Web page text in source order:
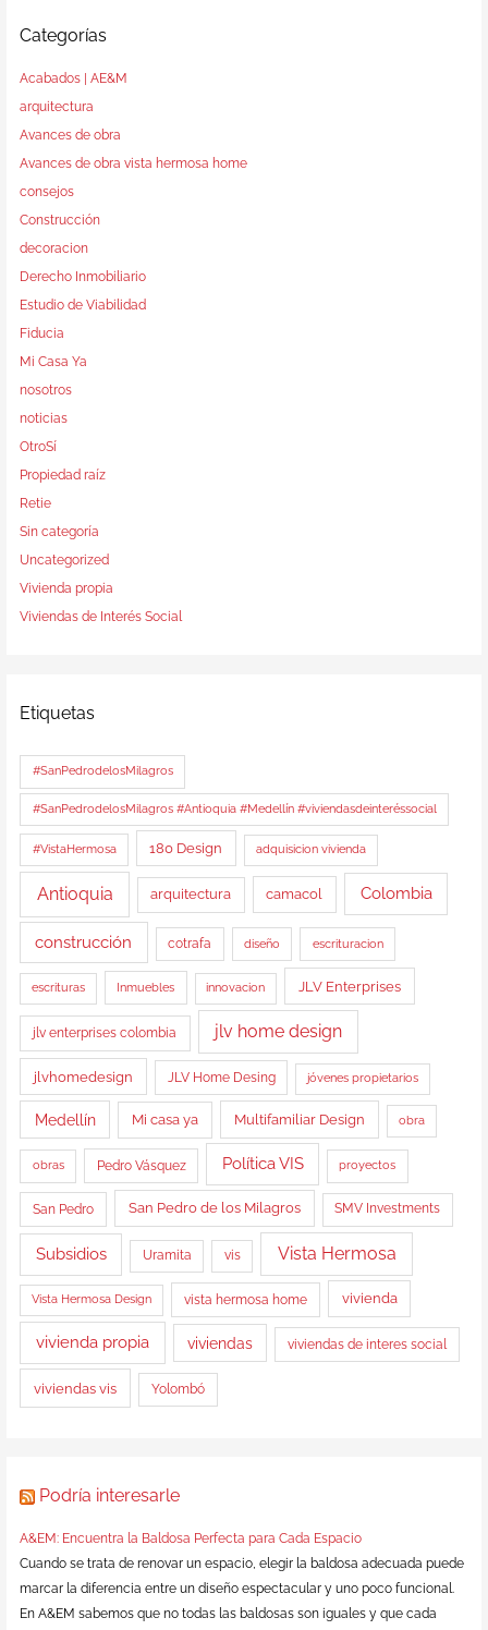
Categorías
Acabados | AE&M
arquitectura
Avances de obra
Avances de obra vista hermosa home
consejos
Construcción
decoracion
Derecho Inmobiliario
Estudio de Viabilidad
Fiducia
Mi Casa Ya
nosotros
noticias
OtroSí
Propiedad raíz
Retie
Sin categoría
Uncategorized
Vivienda propia
Viviendas de Interés Social
Etiquetas
#SanPedrodelosMilagros
#SanPedrodelosMilagros #Antioquia #Medellín #viviendasdeinteréssocial
#VistaHermosa 180 Design adquisicion vivienda
Antioquia arquitectura camacol Colombia
construcción cotrafa diseño escrituracion
escrituras Inmuebles innovacion JLV Enterprises
jlv enterprises colombia jlv home design
jlvhomedesign JLV Home Desing jóvenes propietarios
Medellín Mi casa ya Multifamiliar Design obra
obras Pedro Vásquez Política VIS proyectos
San Pedro San Pedro de los Milagros SMV Investments
Subsidios Uramita vis Vista Hermosa
Vista Hermosa Design vista hermosa home vivienda
vivienda propia viviendas viviendas de interes social
viviendas vis Yolombó
Podría interesarle
A&EM: Encuentra la Baldosa Perfecta para Cada Espacio
Cuando se trata de renovar un espacio, elegir la baldosa adecuada puede
marcar la diferencia entre un diseño espectacular y uno poco funcional.
En A&EM sabemos que no todas las baldosas son iguales y que cada